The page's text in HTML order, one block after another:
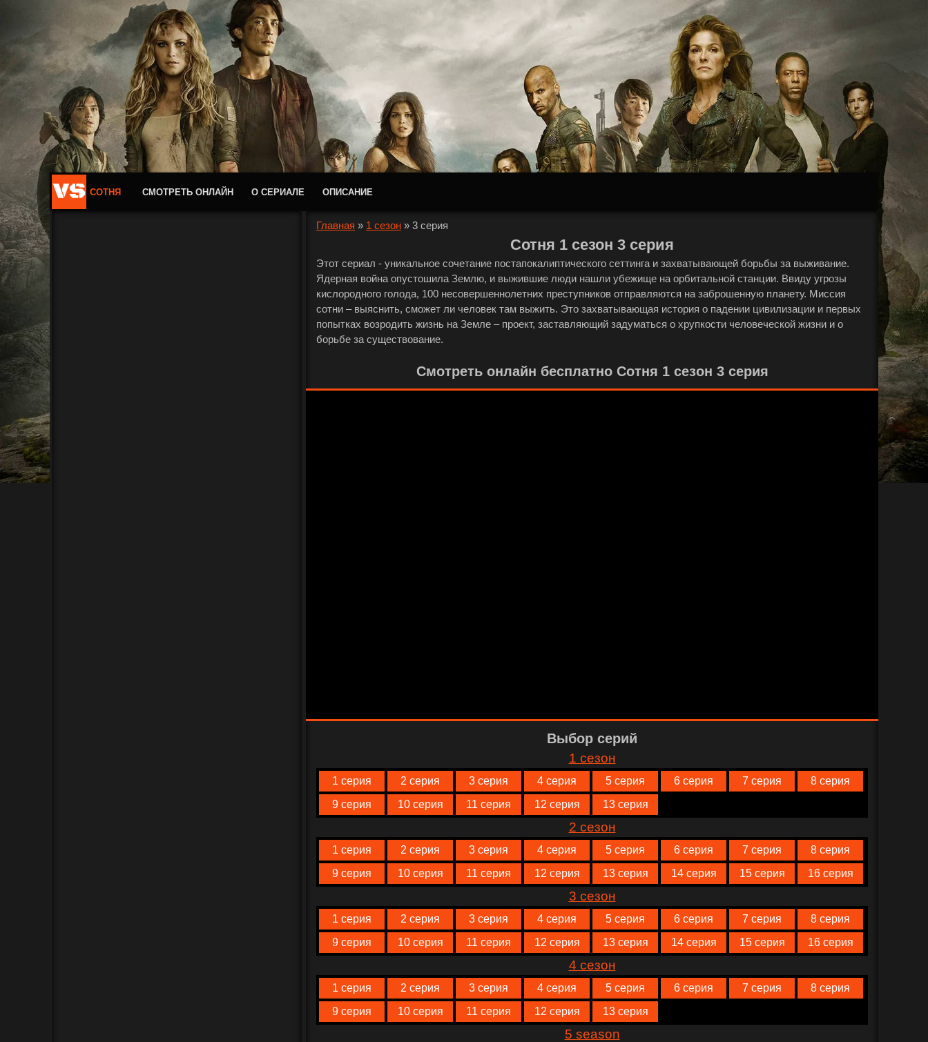
СОТНЯ СМОТРЕТЬ ОНЛАЙН О СЕРИАЛЕ ОПИСАНИЕ
Главная » 1 сезон » 3 серия
Сотня 1 сезон 3 серия
Этот сериал - уникальное сочетание постапокалиптического сеттинга и захватывающей борьбы за выживание.
Ядерная война опустошила Землю, и выжившие люди нашли убежище на орбитальной станции. Ввиду угрозы
кислородного голода, 100 несовершеннолетних преступников отправляются на заброшенную планету. Миссия
сотни – выяснить, сможет ли человек там выжить. Это захватывающая история о падении цивилизации и первых
попытках возродить жизнь на Земле – проект, заставляющий задуматься о хрупкости человеческой жизни и о
борьбе за существование.
Смотреть онлайн бесплатно Сотня 1 сезон 3 серия
Выбор серий
1 сезон
1 серия 2 серия 3 серия 4 серия 5 серия 6 серия 7 серия
8 серия
9 серия
10 серия 11 серия 12 серия 13 серия
2 сезон
1 серия 2 серия 3 серия 4 серия 5 серия 6 серия 7 серия
8 серия
9 серия
10 серия 11 серия 12 серия 13 серия 14 серия 15 серия 16 серия
3 сезон
1 серия 2 серия 3 серия 4 серия 5 серия 6 серия 7 серия
8 серия
9 серия
10 серия 11 серия 12 серия 13 серия 14 серия 15 серия 16 серия
4 сезон
1 серия 2 серия 3 серия 4 серия 5 серия 6 серия 7 серия
8 серия
9 серия
10 серия 11 серия 12 серия 13 серия
5 season